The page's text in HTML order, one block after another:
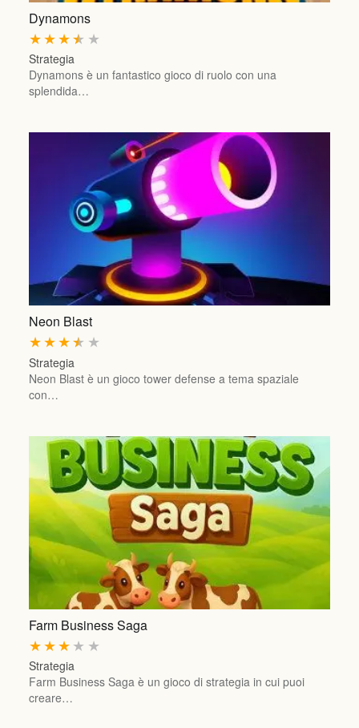
Dynamons
★
★
★
★
★
Strategia
Dynamons è un fantastico gioco di ruolo con una
splendida…
Neon Blast
★
★
★
★
★
Strategia
Neon Blast è un gioco tower defense a tema spaziale
con…
Farm Business Saga
★
★
★
★
★
Strategia
Farm Business Saga è un gioco di strategia in cui puoi
creare…